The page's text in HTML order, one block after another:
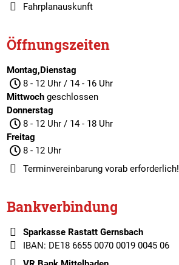
Fahrplanauskunft
Öffnungszeiten
Montag,Dienstag
8 - 12 Uhr / 14 - 16 Uhr
Mittwochgeschlossen
Donnerstag
8 - 12 Uhr / 14 - 18 Uhr
Freitag
8 - 12 Uhr
Terminvereinbarungvorab erforderlich!
Bankverbindung
Sparkasse Rastatt Gernsbach
IBAN: DE18 6655 0070 0019 0045 06